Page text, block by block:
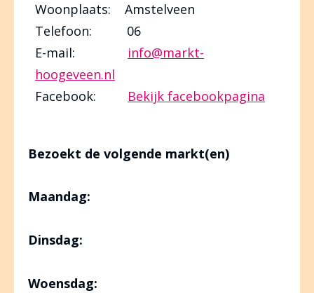
Woonplaats: Amstelveen
Telefoon: 06
E-mail: info@markt-
hoogeveen.nl
Facebook: Bekijk facebookpagina
Bezoekt de volgende markt(en)
Maandag:
Dinsdag:
Woensdag: